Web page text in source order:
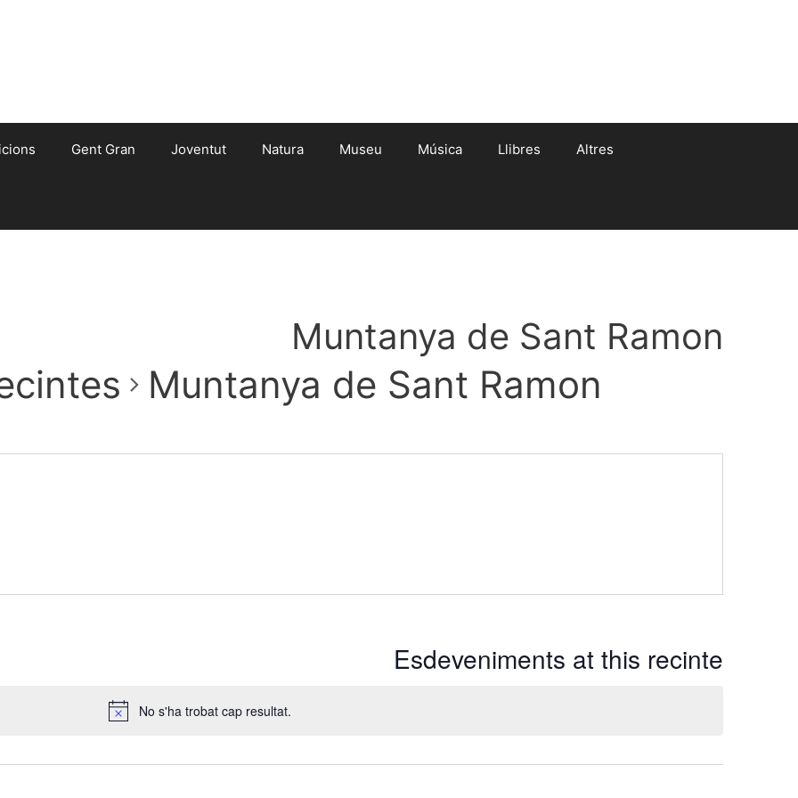
Gent Gran Joventut Natura Museu Música Llibres Altres
No s'ha trobat cap resultat.
Muntanya de Sant Ramon
Muntanya de Sant Ramon
Esdeveniments at this recinte